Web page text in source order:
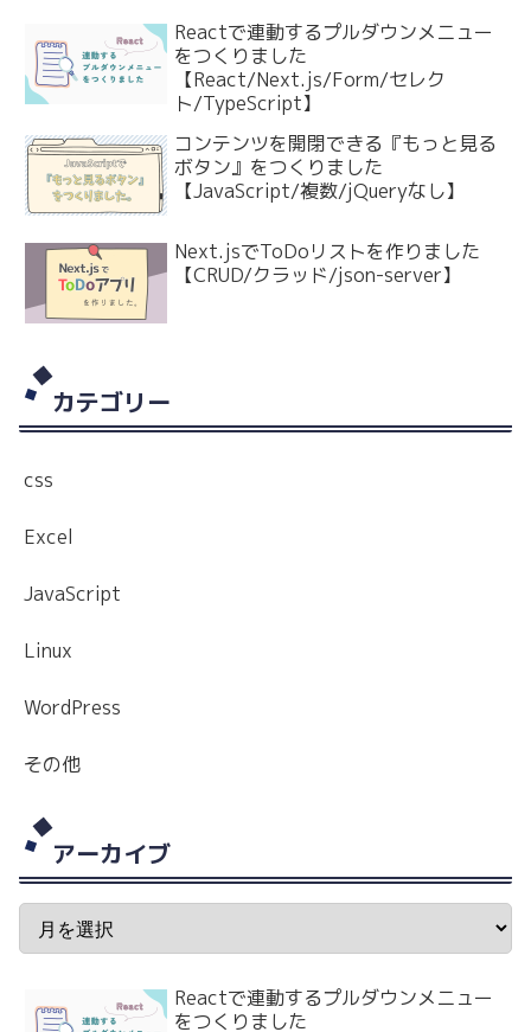
Reactで連動するプルダウンメニュー
をつくりました
【React/Next.js/Form/セレク
ト/TypeScript】
コンテンツを開閉できる『もっと見る
ボタン』をつくりました
【JavaScript/複数/jQueryなし】
Next.jsでToDoリストを作りました
【CRUD/クラッド/json-server】
カテゴリー
css
Excel
JavaScript
Linux
WordPress
その他
アーカイブ
Reactで連動するプルダウンメニュー
をつくりました